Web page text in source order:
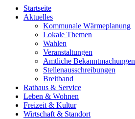
Startseite
Aktuelles
Kommunale Wärmeplanung
Lokale Themen
Wahlen
Veranstaltungen
Amtliche Bekanntmachungen
Stellenausschreibungen
Breitband
Rathaus & Service
Leben & Wohnen
Freizeit & Kultur
Wirtschaft & Standort